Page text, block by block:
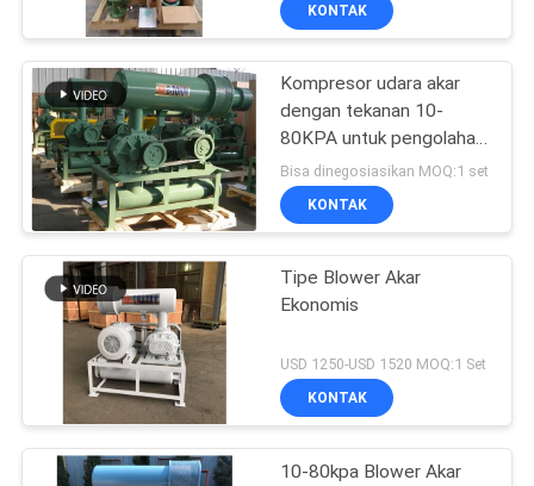
KONTAK
Kompresor udara akar
dengan tekanan 10-
80KPA untuk pengolahan
air limbah
Bisa dinegosiasikan MOQ:1 set
KONTAK
Tipe Blower Akar
Ekonomis
USD 1250-USD 1520 MOQ:1 Set
KONTAK
10-80kpa Blower Akar